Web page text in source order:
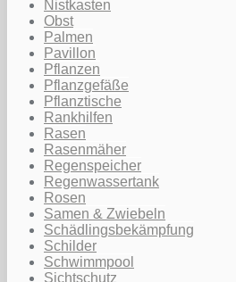
Nistkasten
Obst
Palmen
Pavillon
Pflanzen
Pflanzgefäße
Pflanztische
Rankhilfen
Rasen
Rasenmäher
Regenspeicher
Regenwassertank
Rosen
Samen & Zwiebeln
Schädlingsbekämpfung
Schilder
Schwimmpool
Sichtschutz